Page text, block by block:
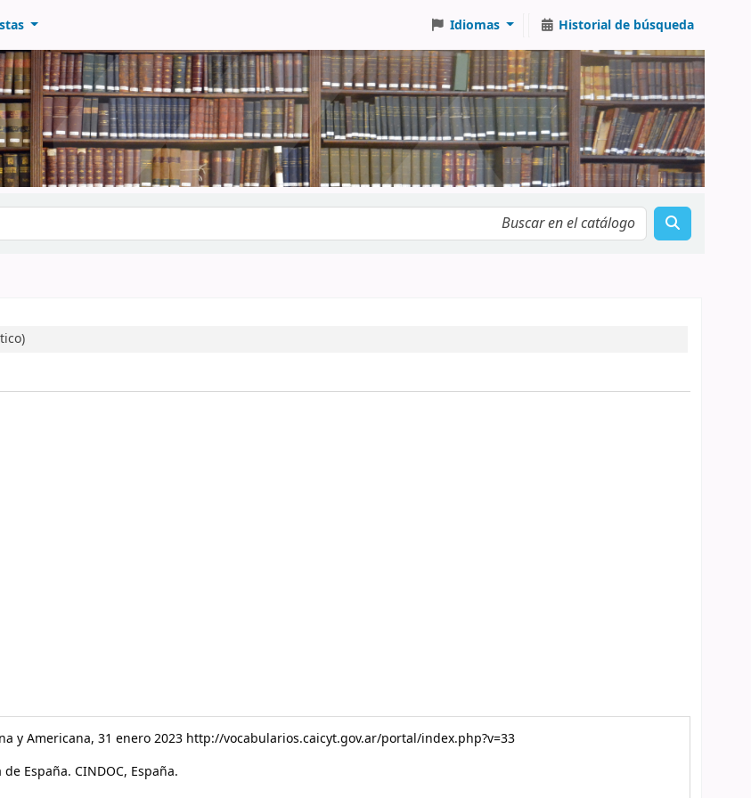
Idiomas Historial de búsqueda
y Americana, 31 enero 2023 http://vocabularios.caicyt.gov.ar/portal/index.php?v=33
España. CINDOC, España.